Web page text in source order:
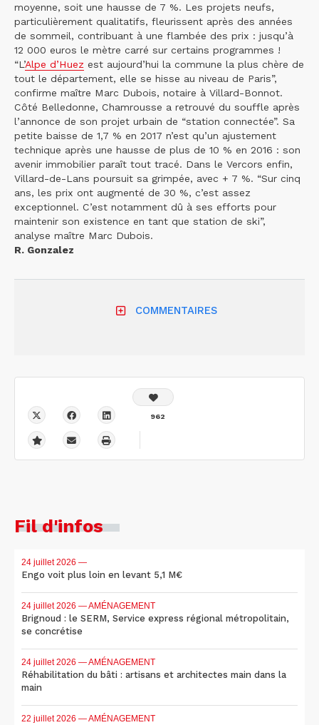
moyenne, soit une hausse de 7 %. Les projets neufs,
particulièrement qualitatifs, fleurissent après des années
de sommeil, contribuant à une flambée des prix : jusqu’à
12 000 euros le mètre carré sur certains programmes !
“L’Alpe d’Huez est aujourd’hui la commune la plus chère de
tout le département, elle se hisse au niveau de Paris”,
confirme maître Marc Dubois, notaire à Villard-Bonnot.
Côté Belledonne, Chamrousse a retrouvé du souffle après
l’annonce de son projet urbain de “station connectée”. Sa
petite baisse de 1,7 % en 2017 n’est qu’un ajustement
technique après une hausse de plus de 10 % en 2016 : son
avenir immobilier paraît tout tracé. Dans le Vercors enfin,
Villard-de-Lans poursuit sa grimpée, avec + 7 %. “Sur cinq
ans, les prix ont augmenté de 30 %, c’est assez
exceptionnel. C’est notamment dû à ses efforts pour
maintenir son existence en tant que station de ski”,
analyse maître Marc Dubois.
R. Gonzalez
COMMENTAIRES
962
Fil d'infos
24 juillet 2026 —
Engo voit plus loin en levant 5,1 M€
24 juillet 2026 — AMÉNAGEMENT
Brignoud : le SERM, Service express régional métropolitain,
se concrétise
24 juillet 2026 — AMÉNAGEMENT
Réhabilitation du bâti : artisans et architectes main dans la
main
22 juillet 2026 — AMÉNAGEMENT